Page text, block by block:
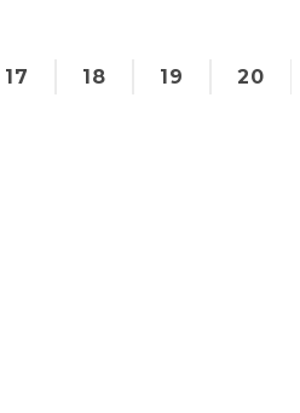
17 18 19
20